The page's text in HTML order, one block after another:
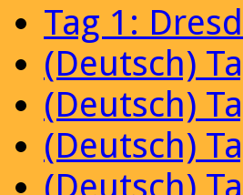
Tag 1:
(Deutsch)
(Deutsch)
(Deutsch)
(Deutsch)